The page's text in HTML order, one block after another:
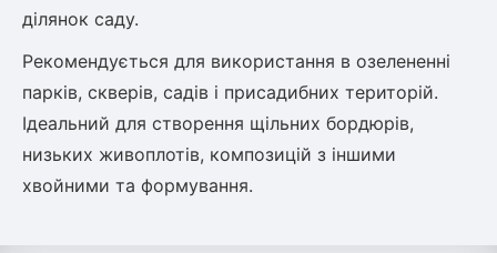
Вівсяниця
Барвінок
Чемерник (морозник)
Рослини що в'ються
Гліцинія (Вістерія)
ділянок саду.
Рекомендується для використання в озелененні
парків, скверів, садів і присадибних територій.
Ідеальний для створення щільних бордюрів,
низьких живоплотів, композицій з іншими
хвойними та формування.